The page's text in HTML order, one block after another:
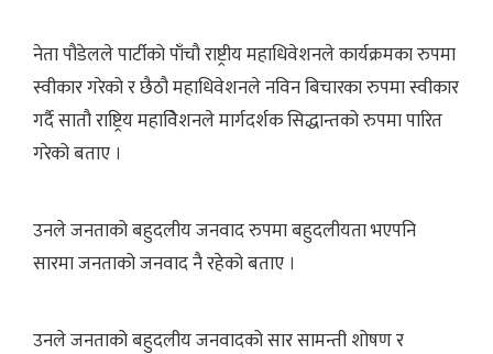
नेता पौडेलले पार्टीको पाँचौ राष्ट्रीय महाधिवेशनले कार्यक्रमका रुपमा
स्वीकार गरेको र छैठौ महाधिवेशनले नविन बिचारका रुपमा स्वीकार
गर्दै सातौ राष्ट्रिय महाविेशनले मार्गदर्शक सिद्धान्तको रुपमा पारित
गरेको बताए ।
उनले जनताको बहुदलीय जनवाद रुपमा बहुदलीयता भएपनि
सारमा जनताको जनवाद नै रहेको बताए ।
उनले जनताको बहुदलीय जनवादको सार सामन्ती शोषण र